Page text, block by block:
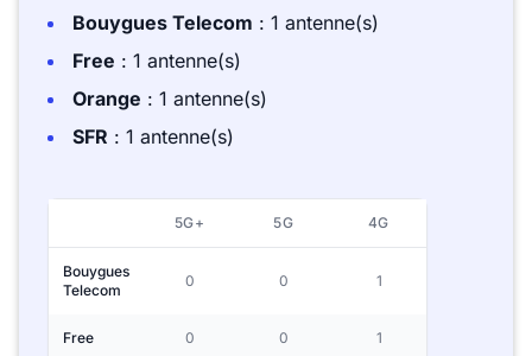
Bouygues Telecom : 1 antenne(s)
Free : 1 antenne(s)
Orange : 1 antenne(s)
SFR : 1 antenne(s)
5G+ 5G 4G
Bouygues
Telecom
0 0 1
Free 0 0 1